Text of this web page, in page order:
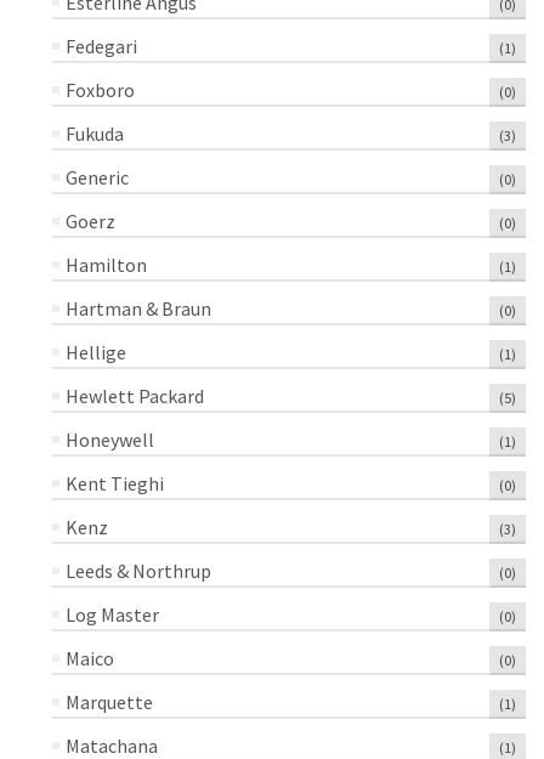
(0)
Fedegari (1)
Foxboro (0)
Fukuda (3)
Generic (0)
Goerz (0)
Hamilton (1)
Hartman & Braun (0)
Hellige (1)
Hewlett Packard (5)
Honeywell (1)
Kent Tieghi (0)
Kenz (3)
Leeds & Northrup (0)
Log Master (0)
Maico (0)
Marquette (1)
Matachana (1)